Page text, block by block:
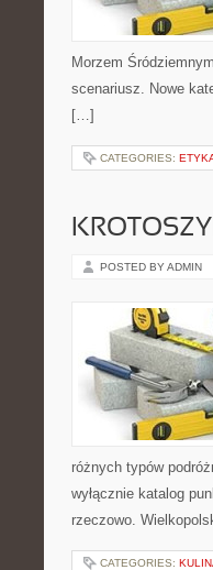
Morzem
scenariusz. Nowe
[…]
CATEGORIES:
POSTED BY ADMIN
różnych typów
wyłącznie katalog
rzeczowo.
CATEGORIES: